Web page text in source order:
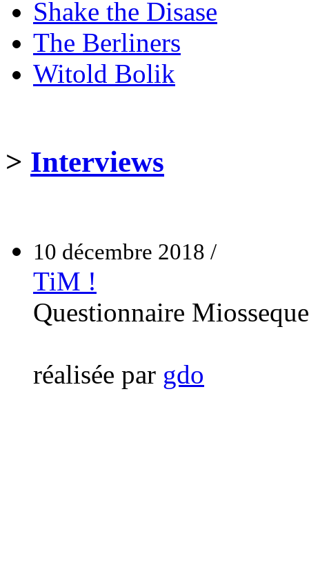
Shake the Disase
The Berliners
Witold Bolik
> Interviews
10 décembre 2018 /
TiM !
Questionnaire
réalisée par gdo